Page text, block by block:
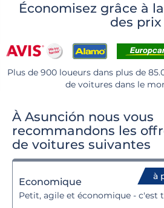
Économisez grâce à
des prix
Plus de 900 loueurs dans plus de
de voitures dans le
À Asunción nous vous
recommandons les
de voitures suivantes
à
Economique
Petit, agile et économique - c'est